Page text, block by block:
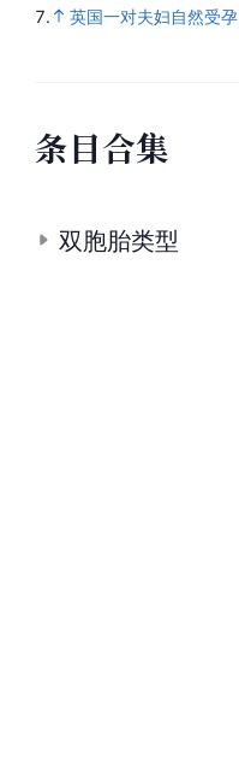
7. 英国一对夫妇自然受
条目合集
双胞胎类型